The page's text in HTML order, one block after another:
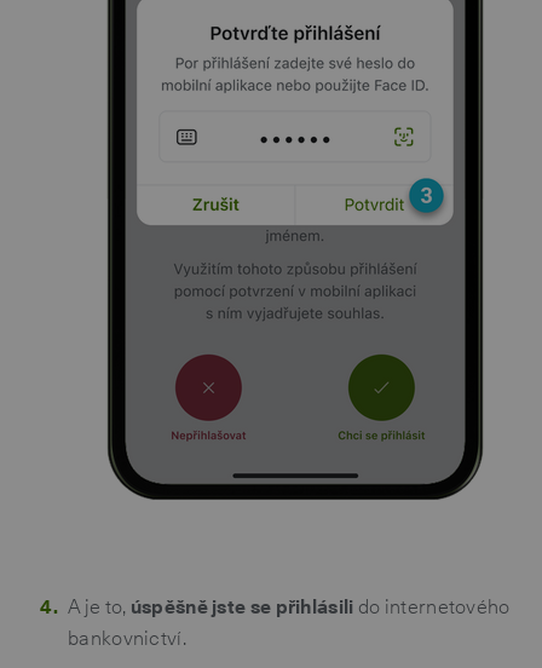
A je to, úspěšně jste se přihlásili do internetového
bankovnictví.